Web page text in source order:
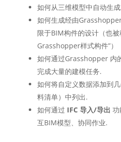
如何从三维模型中自动生
如何生成经由
限于BIM构件的设计（也
Grasshopper样式构件”）
如何通过Grasshopper 内
完成大量的建模任务.
如何将自定义数据添加到
料清单）中列出.
如何通过 IFC 导入/导出
互BIM模型、协同作业.